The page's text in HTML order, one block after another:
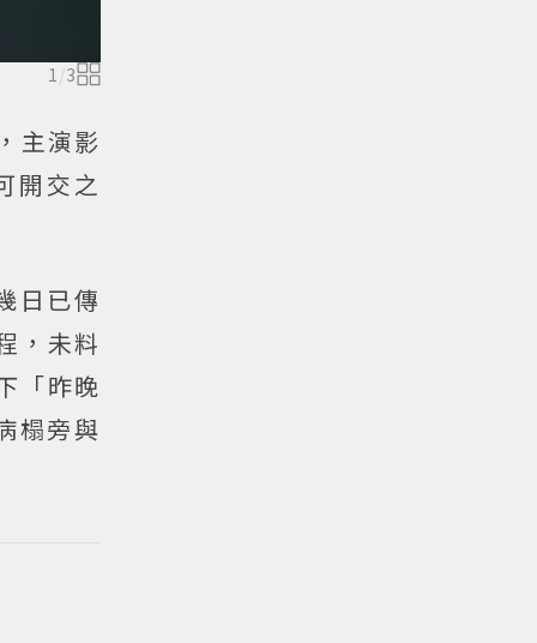
1 /3
主演影
開交之
日已傳
，未料
「昨晚
榻旁與